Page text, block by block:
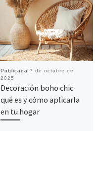
Publicada 7 de octubre de
2025
Decoración boho chic:
qué es y cómo aplicarla
en tu hogar